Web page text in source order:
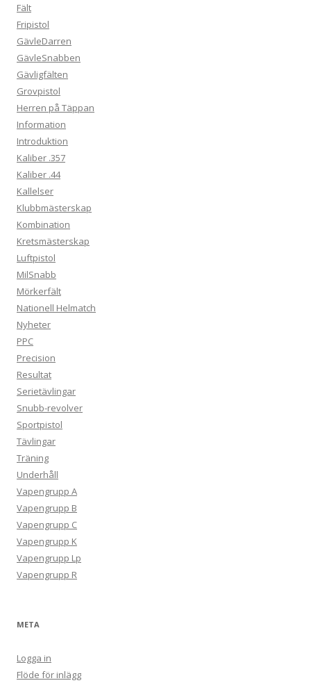
Fält
Fripistol
GävleDarren
GävleSnabben
Gävligfälten
Grovpistol
Herren på Täppan
Information
Introduktion
Kaliber .357
Kaliber .44
Kallelser
Klubbmästerskap
Kombination
Kretsmästerskap
Luftpistol
MilSnabb
Mörkerfält
Nationell Helmatch
Nyheter
PPC
Precision
Resultat
Serietävlingar
Snubb-revolver
Sportpistol
Tävlingar
Träning
Underhåll
Vapengrupp A
Vapengrupp B
Vapengrupp C
Vapengrupp K
Vapengrupp Lp
Vapengrupp R
META
Logga in
Flöde för inlägg